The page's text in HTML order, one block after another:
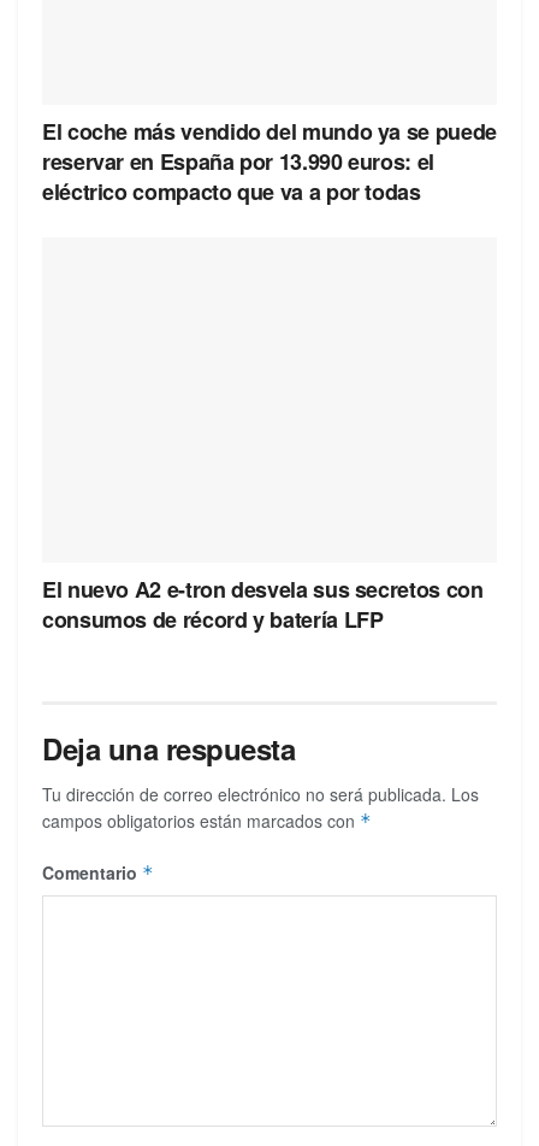
El coche más vendido del mundo ya se puede
reservar en España por 13.990 euros: el
eléctrico compacto que va a por todas
El nuevo A2 e-tron desvela sus secretos con
consumos de récord y batería LFP
Deja una respuesta
Tu dirección de correo electrónico no será publicada. Los
campos obligatorios están marcados con *
Comentario *